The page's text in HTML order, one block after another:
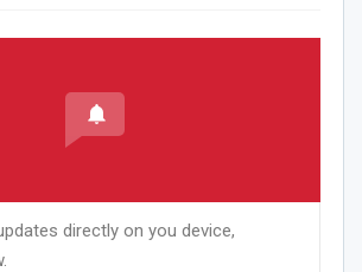
directly on you device,